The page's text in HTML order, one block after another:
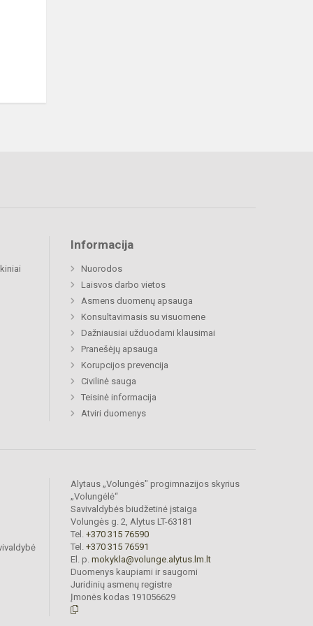
Informacija
Nuorodos
Laisvos darbo vietos
Asmens duomenų apsauga
Konsultavimasis su visuomene
Dažniausiai užduodami klausimai
Pranešėjų apsauga
Korupcijos prevencija
Civilinė sauga
Teisinė informacija
Atviri duomenys
Alytaus „Volungės" progimnazijos skyrius
„Volungėlė“
Savivaldybės biudžetinė įstaiga
Volungės g. 2, Alytus LT-63181
Tel. +370 315 76590
Tel. +370 315 76591
El. p. mokykla@volunge.alytus.lm.lt
Duomenys kaupiami ir saugomi
Juridinių asmenų registre
Įmonės kodas 191056629